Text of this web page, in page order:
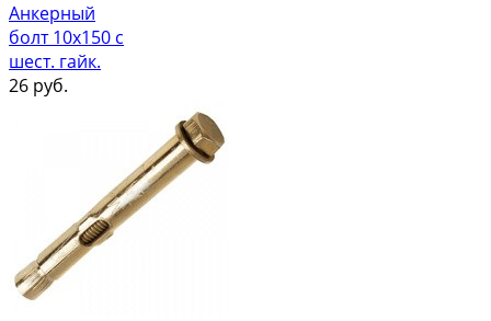
Анкерный
болт 10х150 с
шест. гайк.
26 руб.